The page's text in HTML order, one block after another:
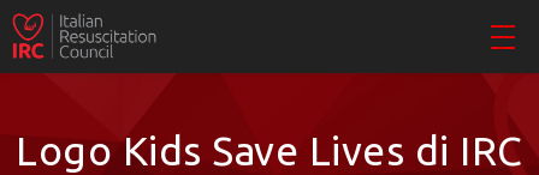
Logo Kids Save Lives di IRC